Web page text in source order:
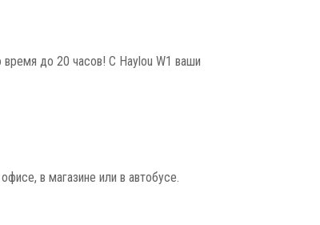
время до 20 часов! С Haylou W1 ваши
в магазине или в автобусе.